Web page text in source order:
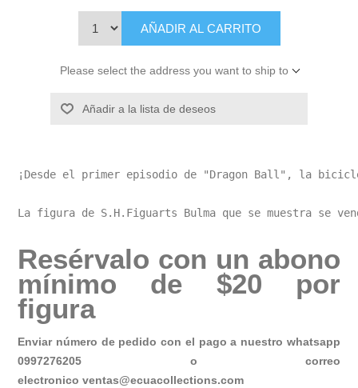
AÑADIR AL CARRITO
Please select the address you want to ship to
Añadir a la lista de deseos
¡Desde el primer episodio de "Dragon Ball", la
La figura de S.H.Figuarts Bulma que se muestra se
Resérvalo con un abono
mínimo de $20 por
figura
Enviar número de pedido con el pago a nuestro whatsapp
0997276205 o correo
electronicoventas@ecuacollections.com